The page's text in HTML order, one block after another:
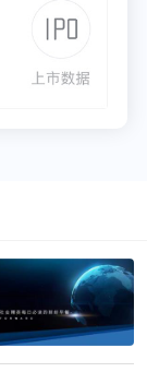
速为-44.4%。
募投可研等